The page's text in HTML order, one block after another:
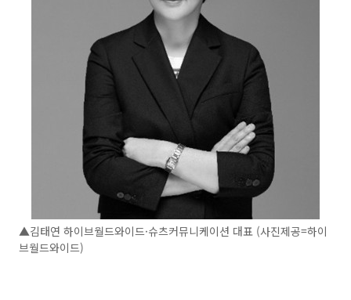
▲김태연 하이브월드와이드·슈츠커뮤니케이션 대표 (사진제공=하이
브월드와이드)